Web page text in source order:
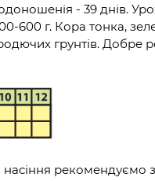
- 39 днів.
600 г. Кора тонка,
грунтів.
рекомендуємо